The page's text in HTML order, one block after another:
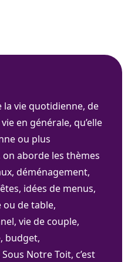
la vie quotidienne, de
en générale, qu’elle
ou plus
aborde les thèmes
déménagement,
idées de menus,
ou de table,
vie de couple,
budget,
Notre Toit, c’est